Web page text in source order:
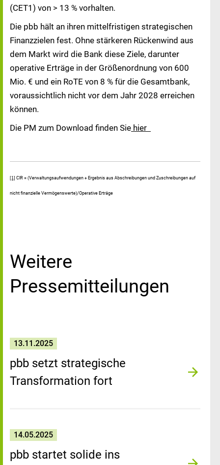
(CET1) von > 13 % vorhalten.
Die pbb hält an ihren mittelfristigen strategischen
Finanzzielen fest. Ohne stärkeren Rückenwind aus
dem Markt wird die Bank diese Ziele, darunter
operative Erträge in der Größenordnung von 600
Mio. € und ein RoTE von 8 % für die Gesamtbank,
voraussichtlich nicht vor dem Jahr 2028 erreichen
können.
Die PM zum Download finden Sie hier
[1] CIR = (Verwaltungsaufwendungen + Ergebnis aus Abschreibungen und Zuschreibungen auf
nicht finanzielle Vermögenswerte)/Operative Erträge
Weitere
Pressemitteilungen
13.11.2025
pbb setzt strategische
Transformation fort
14.05.2025
pbb startet solide ins